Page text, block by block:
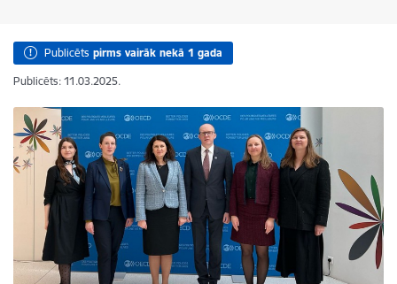
Publicēts pirms vairāk nekā 1 gada
Publicēts: 11.03.2025.